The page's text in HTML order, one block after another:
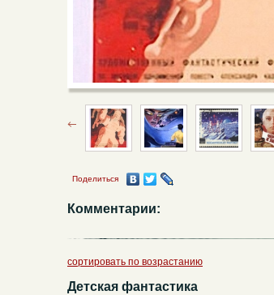
Поделиться
Комментарии:
сортировать по возрастанию
Детская фантастика